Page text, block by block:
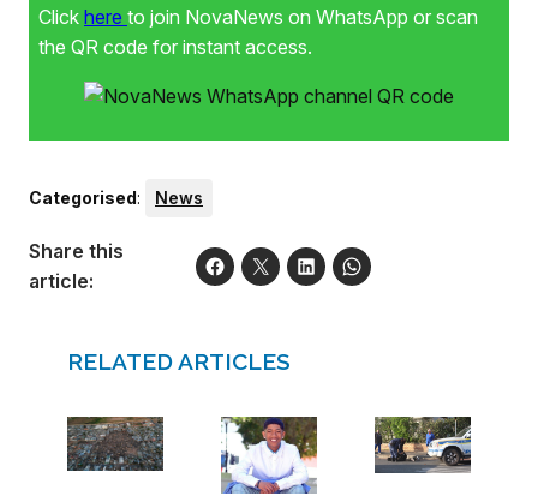
Click here to join NovaNews on WhatsApp or scan
the QR code for instant access.
Categorised: News
Share this
article:
RELATED ARTICLES